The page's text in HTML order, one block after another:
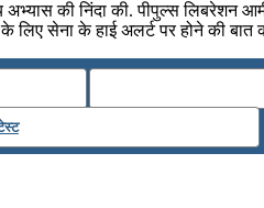
की निंदा की. पीपुल्स लिबरेशन
के लिए सेना के हाई अलर्ट पर होने की बात